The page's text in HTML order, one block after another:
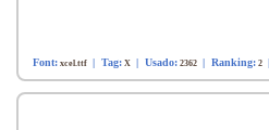
Font: xcel.ttf | Tag: X | Usado: 2362 | Ranking: 2